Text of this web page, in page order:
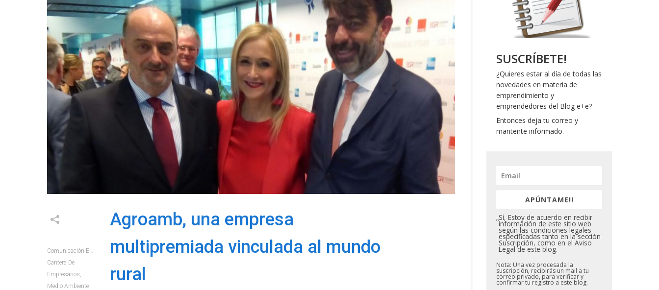
Comunicación E+e
Cantera De
Empresarios,
Medio Ambiente
Agroamb, una empresa
multipremiada vinculada al mundo
rural
SUSCRÍBETE!
¿Quieres estar al día de todas las
novedades en materia de
emprendimiento y
emprendedores del Blog e+e?
Entonces deja tu correo y
mantente informado.
APÚNTAME!!
Sí, Estoy de acuerdo en recibir
información de este sitio web
según las condiciones legales
especificadas tanto en la sección
Suscripción, como en el Aviso
Legal de este blog.
Nota: Una vez procesada la
suscripción, recibirás un mail a tu
correo privado, para verificar y
confirmar tu registro a este blog.